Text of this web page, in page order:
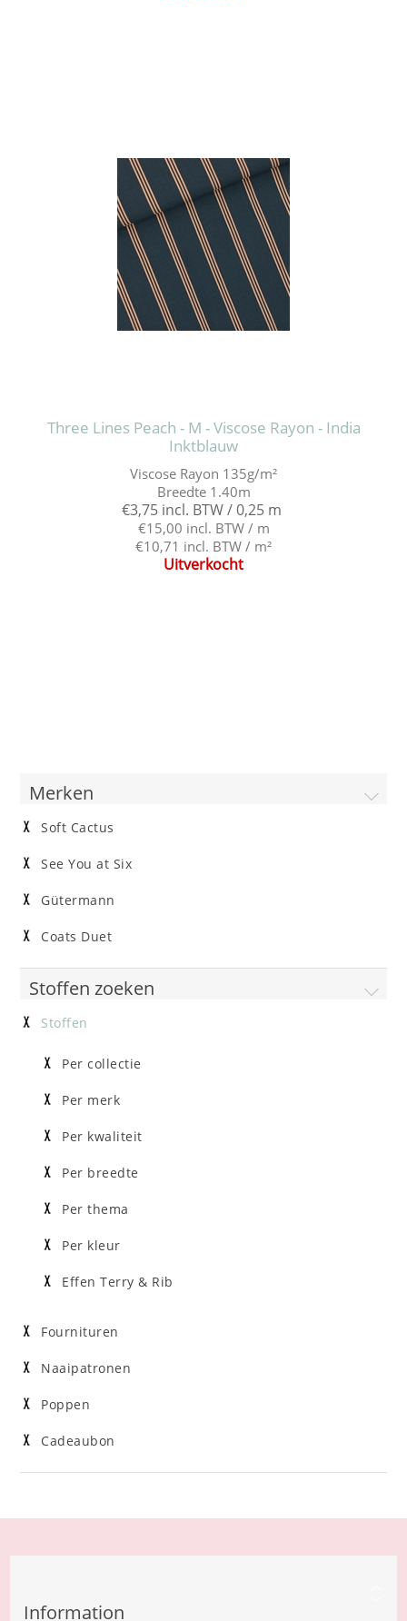
Three Lines Peach - M - Viscose Rayon - India
Inktblauw
Viscose Rayon 135g/m²
Breedte 1.40m
€3,75 incl. BTW / 0,25 m
€15,00 incl. BTW / m
€10,71 incl. BTW / m²
Uitverkocht
Merken
Soft Cactus
See You at Six
Gütermann
Coats Duet
Stoffen zoeken
Stoffen
Per collectie
Per merk
Per kwaliteit
Per breedte
Per thema
Per kleur
Effen Terry & Rib
Fournituren
Naaipatronen
Poppen
Cadeaubon
Information